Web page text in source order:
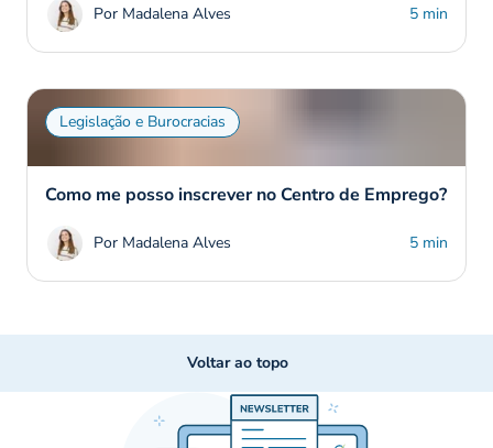
Por Madalena Alves 5 min
Legislação e Burocracias
Como me posso inscrever no Centro de Emprego?
Por Madalena Alves 5 min
Voltar ao topo